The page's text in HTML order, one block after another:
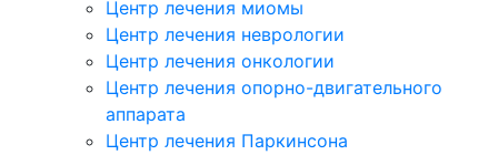
Центр лечения миомы
Центр лечения неврологии
Центр лечения онкологии
Центр лечения опорно-двигательного
аппарата
Центр лечения Паркинсона